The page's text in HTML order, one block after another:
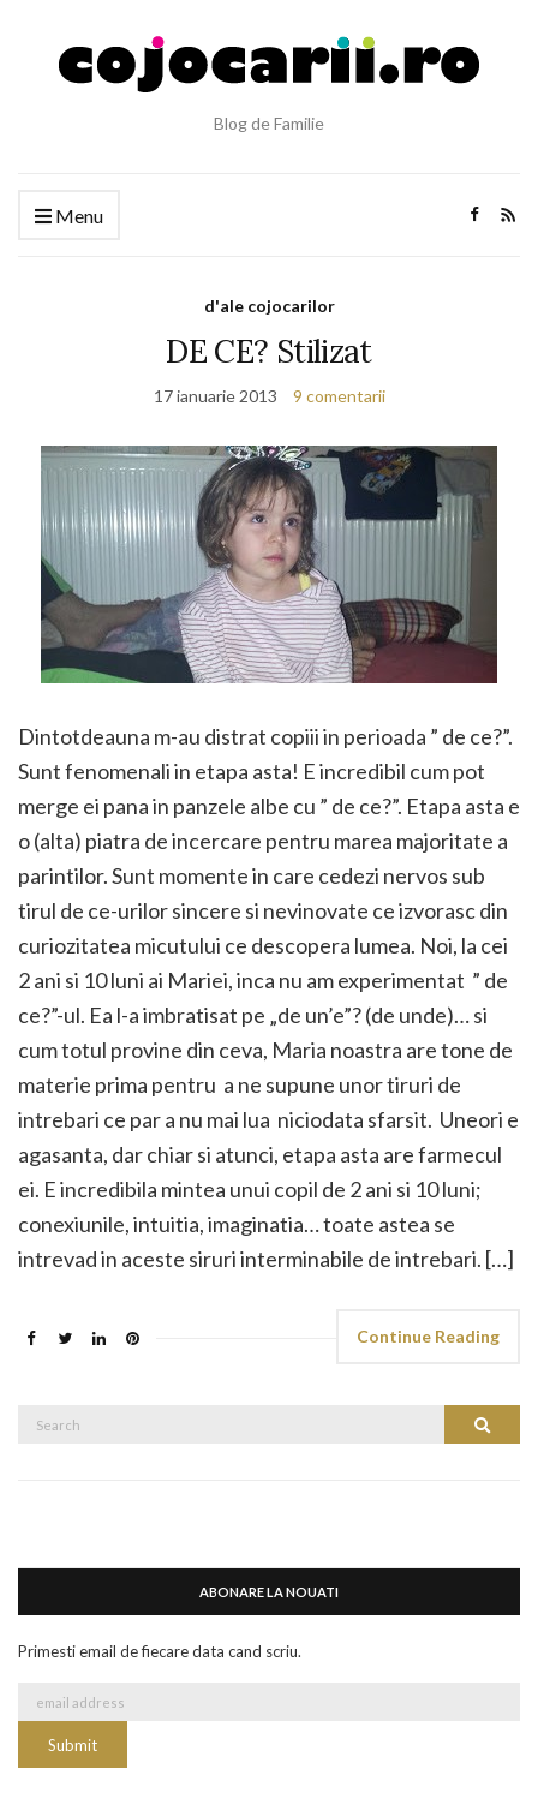
Blog de Familie
Menu
d'ale cojocarilor
DE CE? Stilizat
17 ianuarie 2013 9 comentarii
Dintotdeauna m-au distrat copiii in perioada ” de ce?”.
Sunt fenomenali in etapa asta! E incredibil cum pot
merge ei pana in panzele albe cu ” de ce?”. Etapa asta e
o (alta) piatra de incercare pentru marea majoritate a
parintilor. Sunt momente in care cedezi nervos sub
tirul de ce-urilor sincere si nevinovate ce izvorasc din
curiozitatea micutului ce descopera lumea. Noi, la cei
2 ani si 10 luni ai Mariei, inca nu am experimentat ” de
ce?”-ul. Ea l-a imbratisat pe „de un’e”? (de unde)… si
cum totul provine din ceva, Maria noastra are tone de
materie prima pentru a ne supune unor tiruri de
intrebari ce par a nu mai lua niciodata sfarsit. Uneori e
agasanta, dar chiar si atunci, etapa asta are farmecul
ei. E incredibila mintea unui copil de 2 ani si 10 luni;
conexiunile, intuitia, imaginatia… toate astea se
intrevad in aceste siruri interminabile de intrebari. […]
Continue Reading
Search
ABONARE LA NOUATI
Primesti email de fiecare data cand scriu.